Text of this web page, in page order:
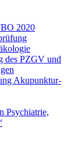
2020
des PZGV und
Akupunktur-
Psychiatrie,